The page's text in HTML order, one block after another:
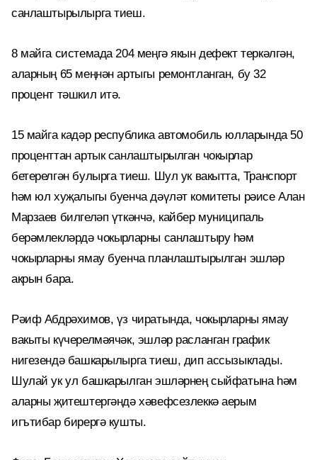
санлаштырылырга тиеш.
8 майга системада 204 меңгә якын дефект теркәлгән,
аларның 65 меңнән артыгы ремонтланган, бу 32
процент тәшкил итә.
15 майга кадәр республика автомобиль юлларында 50
проценттан артык санлаштырылган чокырлар
бетерелгән булырга тиеш. Шул ук вакытта, Транспорт
һәм юл хуҗалыгы буенча дәүләт комитеты рәисе Алан
Марзаев билгеләп үткәнчә, кайбер муниципаль
берәмлекләрдә чокырларны санлаштыру һәм
чокырларны ямау буенча планлаштырылган эшләр
акрын бара.
Рәиф Абдрәхимов, үз чиратында, чокырларны ямау
вакыты күчерелмәячәк, эшләр расланган график
нигезендә башкарылырга тиеш, дип ассызыклады.
Шулай ук ул башкарылган эшләрнең сыйфатына һәм
аларны җитештергәндә хәвефсезлеккә аерым
игътибар бирергә кушты.